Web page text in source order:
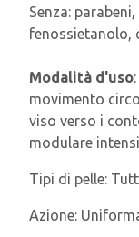
Senza:
fenossietanolo,
Modalità d'uso
movimento
viso verso i
modulare
Tipi di pelle:
Azione: